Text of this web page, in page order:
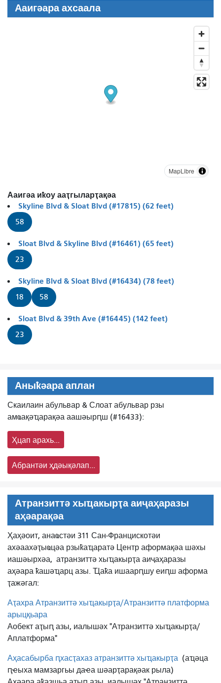
Ааигәара ахсаала
MapLibre
Ааигәа иҟоу ааҭгыларҭақәа
Skyline Blvd & Sloat Blvd (#17815) (62 feet)
58
Sloat Blvd & Skyline Blvd (#16461) (65 feet)
23
Skyline Blvd & Sloat Blvd (#16434) (78 feet)
18 58
Sloat Blvd & 39th Ave (#16445) (142 feet)
23
Аныҟәара аплан
Скаилаин абульвар & Слоат абульвар рзы
амҩақәҵарақәа аашәырԥш (#16433):
Ҳцап арахь...
Абрантәи ҳдәықәлап...
Атранзиттә хыҵакырҭа аиҷаҳаразы
аҳәарақәа
Ҳаҳәоит, анаҩстәи 311 Сан-Францискотәи
ахәаахәҭыҩцәа рзыҟаҵаратә Центр аформақәа шәхы
иашәырхәа, атранзиттә хыҵакырҭа аиҷаҳаразы
аҳәара ҟашәҵарц азы. Ҵаҟа ишаарԥшу еиԥш аформа
ҭажәгал:
Аҭахра Атранзиттә хыҵакырҭа/Атранзиттә платформа
арыцқьара
Аобект аҭыԥ азы, иалышәх "Атранзиттә хыҵакырҭа/
Аплатформа"
Аҳасабырба ԥхасҭахаз атранзиттә хыҵакырҭа (аҵәца
ԥҽыха мамзаргьы даҽа шәарҭарақәак рыла)